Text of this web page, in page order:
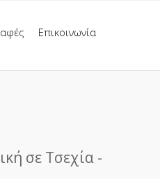
Επικοινωνία
σε Τσεχία -